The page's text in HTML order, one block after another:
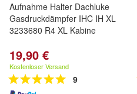
Aufnahme Halter Dachluke
Gasdruckdämpfer IHC IH XL
3233680 R4 XL Kabine
19,90 €
Kostenloser Versand
9